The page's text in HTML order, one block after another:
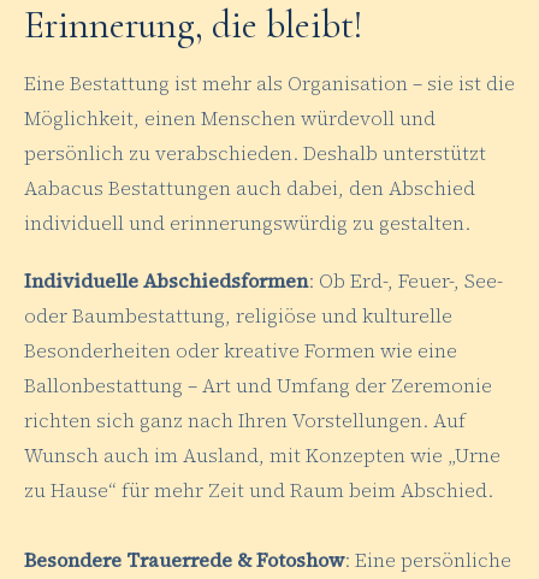
Erinnerung, die bleibt!
Eine Bestattung ist mehr als Organisation – sie ist die
Möglichkeit, einen Menschen würdevoll und
persönlich zu verabschieden. Deshalb unterstützt
Aabacus Bestattungen auch dabei, den Abschied
individuell und erinnerungswürdig zu gestalten.
Individuelle Abschiedsformen: Ob Erd-, Feuer-, See-
oder Baumbestattung, religiöse und kulturelle
Besonderheiten oder kreative Formen wie eine
Ballonbestattung – Art und Umfang der Zeremonie
richten sich ganz nach Ihren Vorstellungen. Auf
Wunsch auch im Ausland, mit Konzepten wie „Urne
zu Hause“ für mehr Zeit und Raum beim Abschied.
Besondere Trauerrede & Fotoshow: Eine persönliche